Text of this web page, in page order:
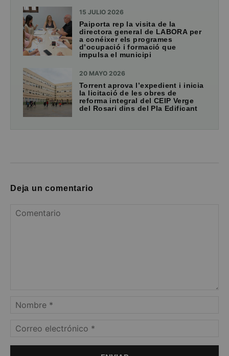
15 JULIO 2026
Paiporta rep la visita de la
directora general de LABORA per
a conéixer els programes
d’ocupació i formació que
impulsa el municipi
20 MAYO 2026
Torrent aprova l’expedient i inicia
la licitació de les obres de
reforma integral del CEIP Verge
del Rosari dins del Pla Edificant
Deja un comentario